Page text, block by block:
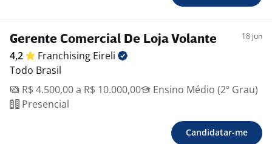
Gerente Comercial De Loja Volante 18 jun
4,2 Franchising Eireli
Todo Brasil
R$ 4.500,00 a R$ 10.000,00
Ensino Médio (2º Grau)
Presencial
Candidatar-me